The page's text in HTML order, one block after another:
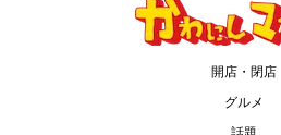
開店・閉店
グルメ